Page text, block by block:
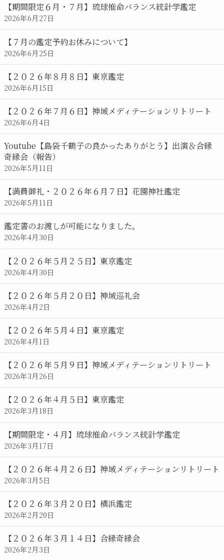
【期間限定６月・７月】琉球推命バランス統計学鑑定
2026年6月27日
【７月の鑑定予約お休みについて】
2026年6月25日
【２０２６年８月８日】東京鑑定
2026年6月15日
【２０２６年７月６日】神域メディテーションリトリート
2026年6月4日
Youtube【島袋千鶴子の良かったありがとう】出演＆合縁
奇縁会（報告）
2026年5月11日
【満員御礼・２０２６年６月７日】花園神社鑑定
2026年5月11日
鑑定書のお渡しが可能になりました。
2026年4月30日
【２０２６年５月２５日】東京鑑定
2026年4月30日
【２０２６年５月２０日】神域巡礼会
2026年4月2日
【２０２６年５月４日】東京鑑定
2026年4月1日
【２０２６年５月９日】神域メディテーションリトリート
2026年3月26日
【２０２６年４月５日】東京鑑定
2026年3月18日
【期間限定・４月】琉球推命バランス統計学鑑定
2026年3月17日
【２０２６年４月２６日】神域メディテーションリトリート
2026年3月5日
【２０２６年３月２０日】横浜鑑定
2026年2月20日
【２０２６年３月１４日】合縁奇縁会
2026年2月3日